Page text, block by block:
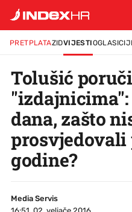
PRETPLATAZIDVIJESTIOGLASI
Tolušić
dana, zašto
godine?
Media Servis